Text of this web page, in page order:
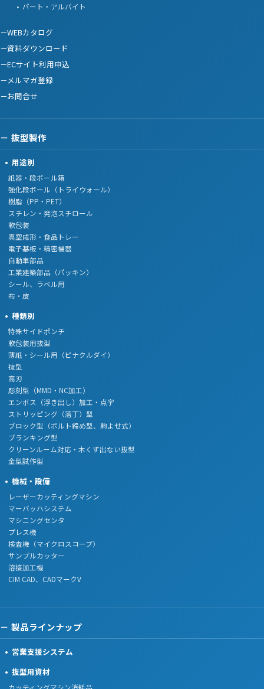
パート・アルバイト
WEBカタログ
資料ダウンロード
ECサイト利用申込
メルマガ登録
お問合せ
抜型製作
用途別
紙器・段ボール箱
強化段ボール（トライウォール）
樹脂（PP・PET）
スチレン・発泡スチロール
軟包装
真空成形・食品トレー
電子基板・精密機器
自動車部品
工業建築部品（パッキン）
シール、ラベル用
布・皮
種類別
特殊サイドポンチ
軟包装用抜型
薄紙・シール用（ピナクルダイ）
抜型
高刃
彫刻型（MMD・NC加工）
エンボス（浮き出し）加工・点字
ストリッピング（落丁）型
ブロック型（ボルト締め型、駒よせ式）
ブランキング型
クリーンルーム対応・木くず出ない抜型
金型試作型
機械・設備
レーザーカッティングマシン
マーバッハシステム
マシニングセンタ
プレス機
検査機（マイクロスコープ）
サンプルカッター
溶接加工機
CIM CAD、CADマークV
製品ラインナップ
営業支援システム
抜型用資材